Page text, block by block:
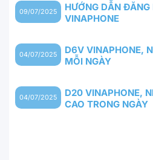
HƯỚNG DẪN
VINAPHONE
09/07/2025
D6V VINAPHONE,
MỖI NGÀY
04/07/2025
D20 VINAPHONE,
CAO TRONG NGÀY
04/07/2025